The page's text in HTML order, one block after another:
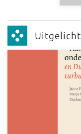
Uitgelicht